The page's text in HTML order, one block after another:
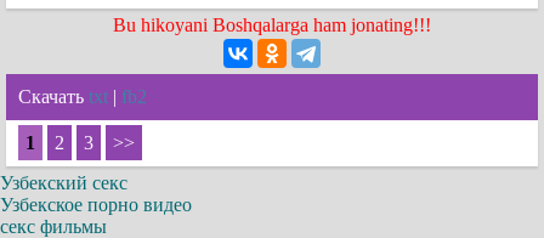
Bu hikoyani Boshqalarga ham jonating!!!
Скачать txt | fb2
1 2 3
>>
Узбекский секс
Узбекское порно видео
секс фильмы